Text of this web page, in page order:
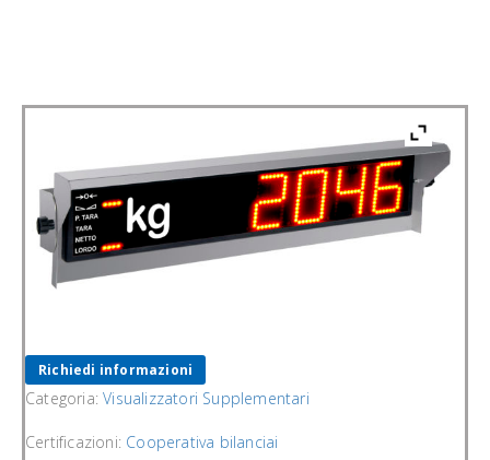
Richiedi informazioni
Categoria:Visualizzatori Supplementari
Certificazioni: Cooperativa bilanciai